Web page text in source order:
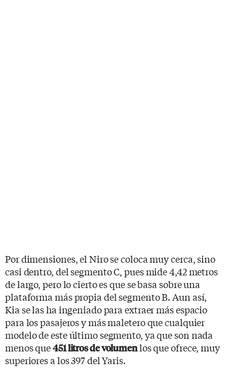
Por dimensiones, el Niro se coloca muy cerca, sino
casi dentro, del segmento C, pues mide 4,42 metros
de largo, pero lo cierto es que se basa sobre una
plataforma más propia del segmento B. Aun así,
Kia se las ha ingeniado para extraer más espacio
para los pasajeros y más maletero que cualquier
modelo de este último segmento, ya que son nada
menos que451 litros de volumenlos que ofrece, muy
superiores a los 397 del Yaris.